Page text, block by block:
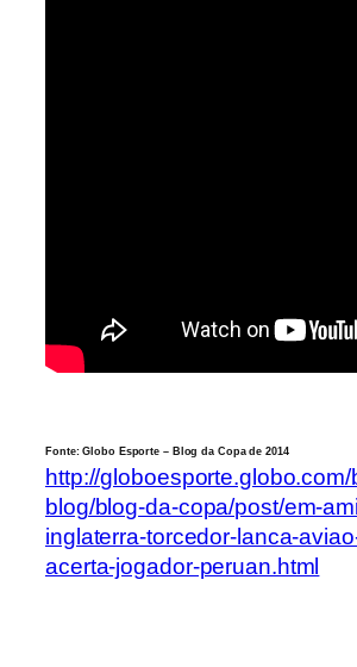
Fonte: Globo Esporte – Blog da Copa de 2014
http://
blog/blog-da-copa/post/em-
inglaterra-torcedor-lanca-
acerta-jogador-peruan.html